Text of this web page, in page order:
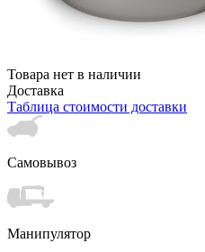
Товара нет в наличии
Доставка
Таблица стоимости доставки
Самовывоз
Манипулятор